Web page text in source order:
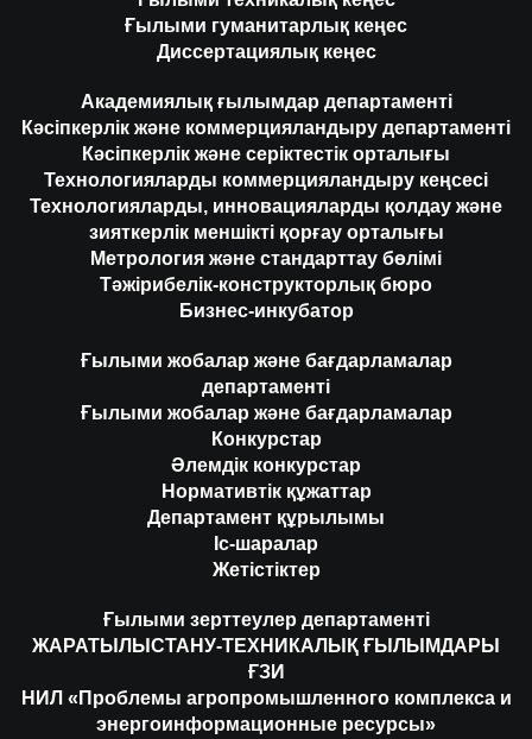
Ғылыми гуманитарлық кеңес
Диссертациялық кеңес
Академиялық ғылымдар департаменті
Кәсіпкерлік және коммерцияландыру департаменті
Кәсіпкерлік және серіктестік орталығы
Технологияларды коммерцияландыру кеңсесі
Технологияларды, инновацияларды қолдау және
зияткерлік меншікті қорғау орталығы
Метрология және стандарттау бөлімі
Тәжірибелік-конструкторлық бюро
Бизнес-инкубатор
Ғылыми жобалар және бағдарламалар
департаменті
Ғылыми жобалар және бағдарламалар
Конкурстар
Әлемдік конкурстар
Нормативтік құжаттар
Департамент құрылымы
Іс-шаралар
Жетістіктер
Ғылыми зерттеулер департаменті
ЖАРАТЫЛЫСТАНУ-ТЕХНИКАЛЫҚ ҒЫЛЫМДАРЫ
ҒЗИ
НИЛ «Проблемы агропромышленного комплекса и
энергоинформационные ресурсы»